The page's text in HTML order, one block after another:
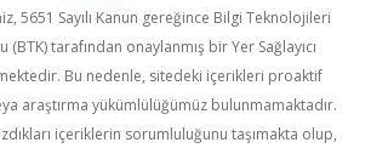
5651 Sayılı Kanun gereğince Bilgi Teknolojileri
tarafından onaylanmış bir Yer Sağlayıcı
Bu nedenle, sitedeki içerikleri proaktif
araştırma yükümlülüğümüz bulunmamaktadır.
içeriklerin sorumluluğunu taşımakta olup,